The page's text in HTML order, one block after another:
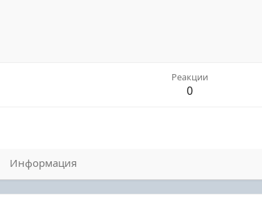
Реакции
0
Информация